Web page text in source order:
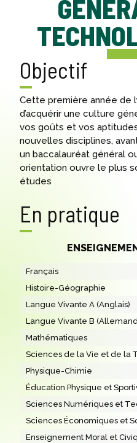
Objectif
Cette première année de
d’acquérir une culture
vos goûts et vos
nouvelles disciplines,
un baccalauréat général
orientation ouvre le plus
études
En pratique
Français
Histoire-Géographie
Langue Vivante A (Anglais)
Langue Vivante B
Mathématiques
Sciences de la Vie et de la
Physique-Chimie
Éducation Physique et
Sciences Numériques et
Sciences Économiques et
Enseignement Moral et